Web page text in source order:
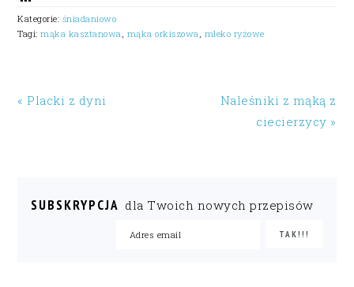
Kategorie: śniadaniowo
Tagi:mąka kasztanowa mąka orkiszowa mleko ryżowe
« Placki z dyni
Naleśniki z mąką z
ciecierzycy »
SUBSKRYPCJA dla Twoich nowych przepisów